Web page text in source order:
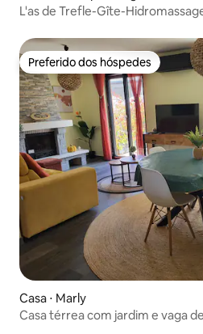
L'as de Trefle-Gîte-
Preferido dos hóspedes
Preferido dos hóspedes
Casa ⋅ Marly
Casa térrea com jardim e vaga